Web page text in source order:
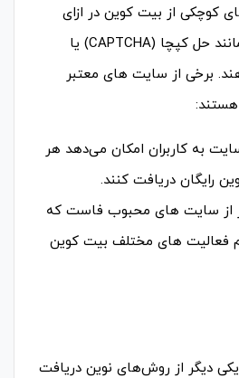
کوچکی از بیت کوین در ازای
انجام وظایف ساده‌ای مانند حل کپچا (CAPTCHA) یا
برخی از سایت‌ های معتبر
به کاربران امکان می‌دهد هر
رایگان دریافت کنند.
از سایت‌ های محبوب فاست که
فعالیت‌ های مختلف بیت کوین
یکی دیگر از روش‌های نوین دریافت